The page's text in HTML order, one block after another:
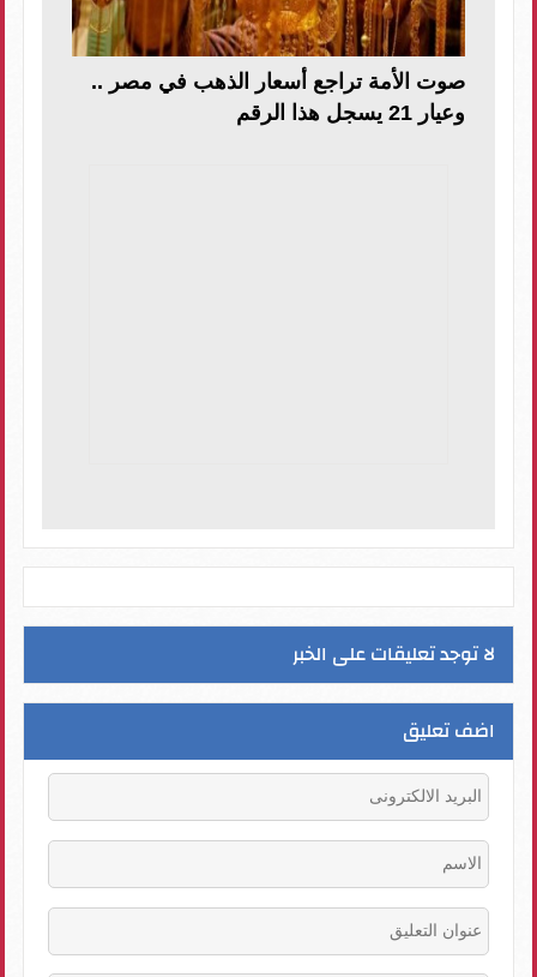
صوت الأمة تراجع أسعار الذهب في مصر ..
وعيار 21 يسجل هذا الرقم
لا توجد تعليقات على الخبر
اضف تعليق